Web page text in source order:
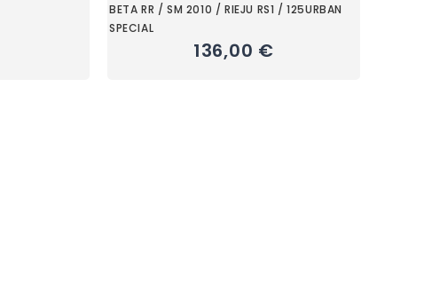
BETA RR / SM 2010 / RIEJU RS1 / 125URBAN
SPECIAL
136,00 €